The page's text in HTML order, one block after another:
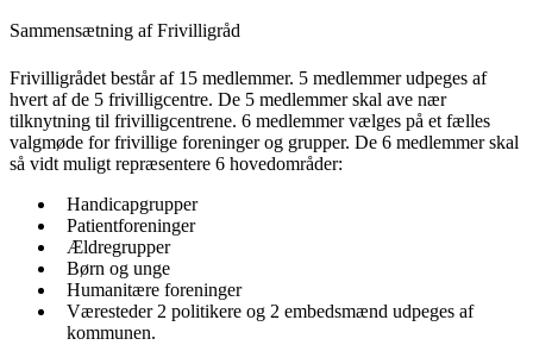
Sammensætning af Frivilligråd
Frivilligrådet består af 15 medlemmer. 5 medlemmer udpeges af
hvert af de 5 frivilligcentre. De 5 medlemmer skal ave nær
tilknytning til frivilligcentrene. 6 medlemmer vælges på et fælles
valgmøde for frivillige foreninger og grupper. De 6 medlemmer skal
så vidt muligt repræsentere 6 hovedområder:
Handicapgrupper
Patientforeninger
Ældregrupper
Børn og unge
Humanitære foreninger
Væresteder 2 politikere og 2 embedsmænd udpeges af
kommunen.